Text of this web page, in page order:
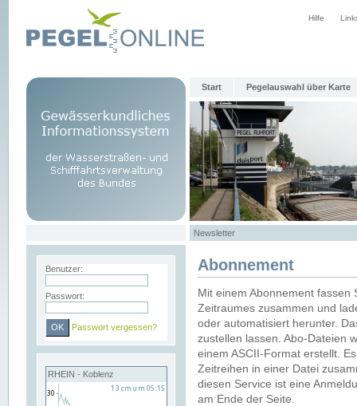
Hilfe
Start Pegelauswahl über Karte
Newsletter
Benutzer:
Passwort:
Passwort vergessen?
RHEIN - Koblenz
Abonnement
Mit einem Abonnement
Zeitraumes zusammen und
oder automatisiert herunter.
zustellen lassen. Abo-Dateien
einem ASCII-Format erstellt.
Zeitreihen in einer Datei
diesen Service ist eine
am Ende der Seite.